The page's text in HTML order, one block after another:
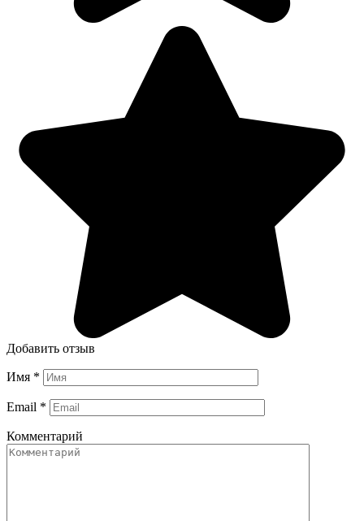
Добавить отзыв
Имя *
Email *
Комментарий